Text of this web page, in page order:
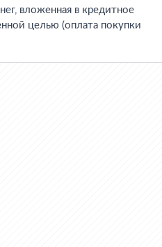
вложенная в кредитное
целью (оплата покупки